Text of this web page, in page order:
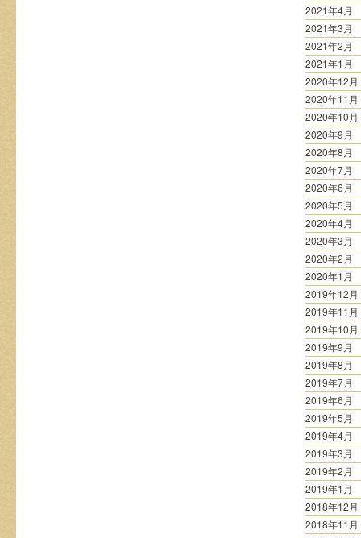
2021年4月
2021年3月
2021年2月
2021年1月
2020年12月
2020年11月
2020年10月
2020年9月
2020年8月
2020年7月
2020年6月
2020年5月
2020年4月
2020年3月
2020年2月
2020年1月
2019年12月
2019年11月
2019年10月
2019年9月
2019年8月
2019年7月
2019年6月
2019年5月
2019年4月
2019年3月
2019年2月
2019年1月
2018年12月
2018年11月